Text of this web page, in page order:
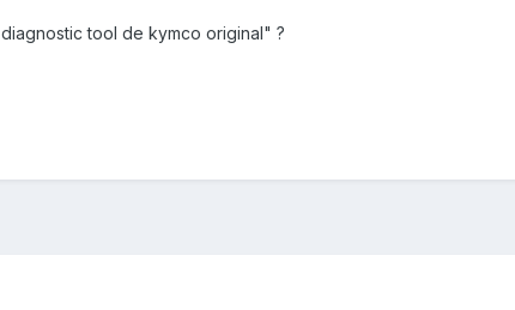
diagnostic tool de kymco original" ?